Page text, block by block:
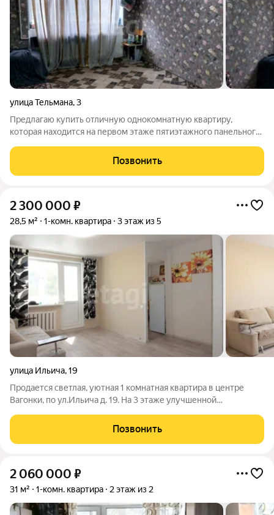
улица Тельмана,3
Предлагаю купить отличную однокомнатную квартиру,
которая находится на первом этаже пятиэтажного панельного
расположен в прекрасном месте, рядом находится вся
необходимая инфраструктура:
Позвонить
2 300 000 ₽
28,5 м² 1-комн. квартира 3 этаж из 5
улица Ильича,19
Продается светлая, уютная 1 комнатная квартира в центре
Вагонки, по ул.Ильича д. 19. На 3 этаже улучшенной
торговые центры, остановка общественного транспорта,
школа, детский садик ( все в шаговой
Позвонить
2 060 000 ₽
31 м² 1-комн. квартира 2 этаж из 2